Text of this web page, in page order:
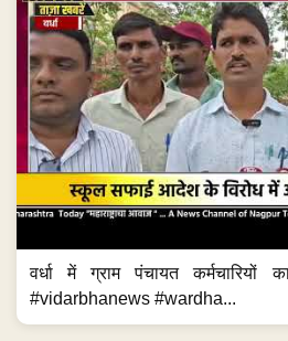
वर्धा में ग्राम पंचायत कर्मचारियों
#vidarbhanews #wardha...